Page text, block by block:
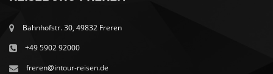
Bahnhofstr. 30, 49832 Freren
+49 5902 92000
freren@intour-reisen.de